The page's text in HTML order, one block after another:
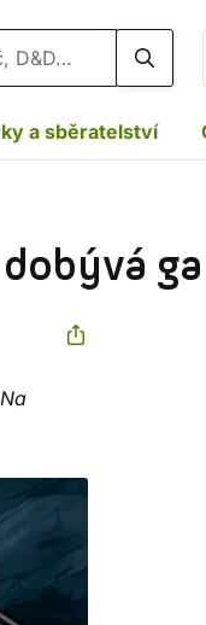
a sběratelství